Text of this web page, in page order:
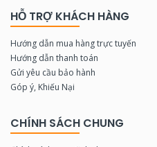
HỖ TRỢ KHÁCH HÀNG
Hướng dẫn mua hàng trực tuyến
Hướng dẫn thanh toán
Gửi yêu cầu bảo hành
Góp ý, Khiếu Nại
CHÍNH SÁCH CHUNG